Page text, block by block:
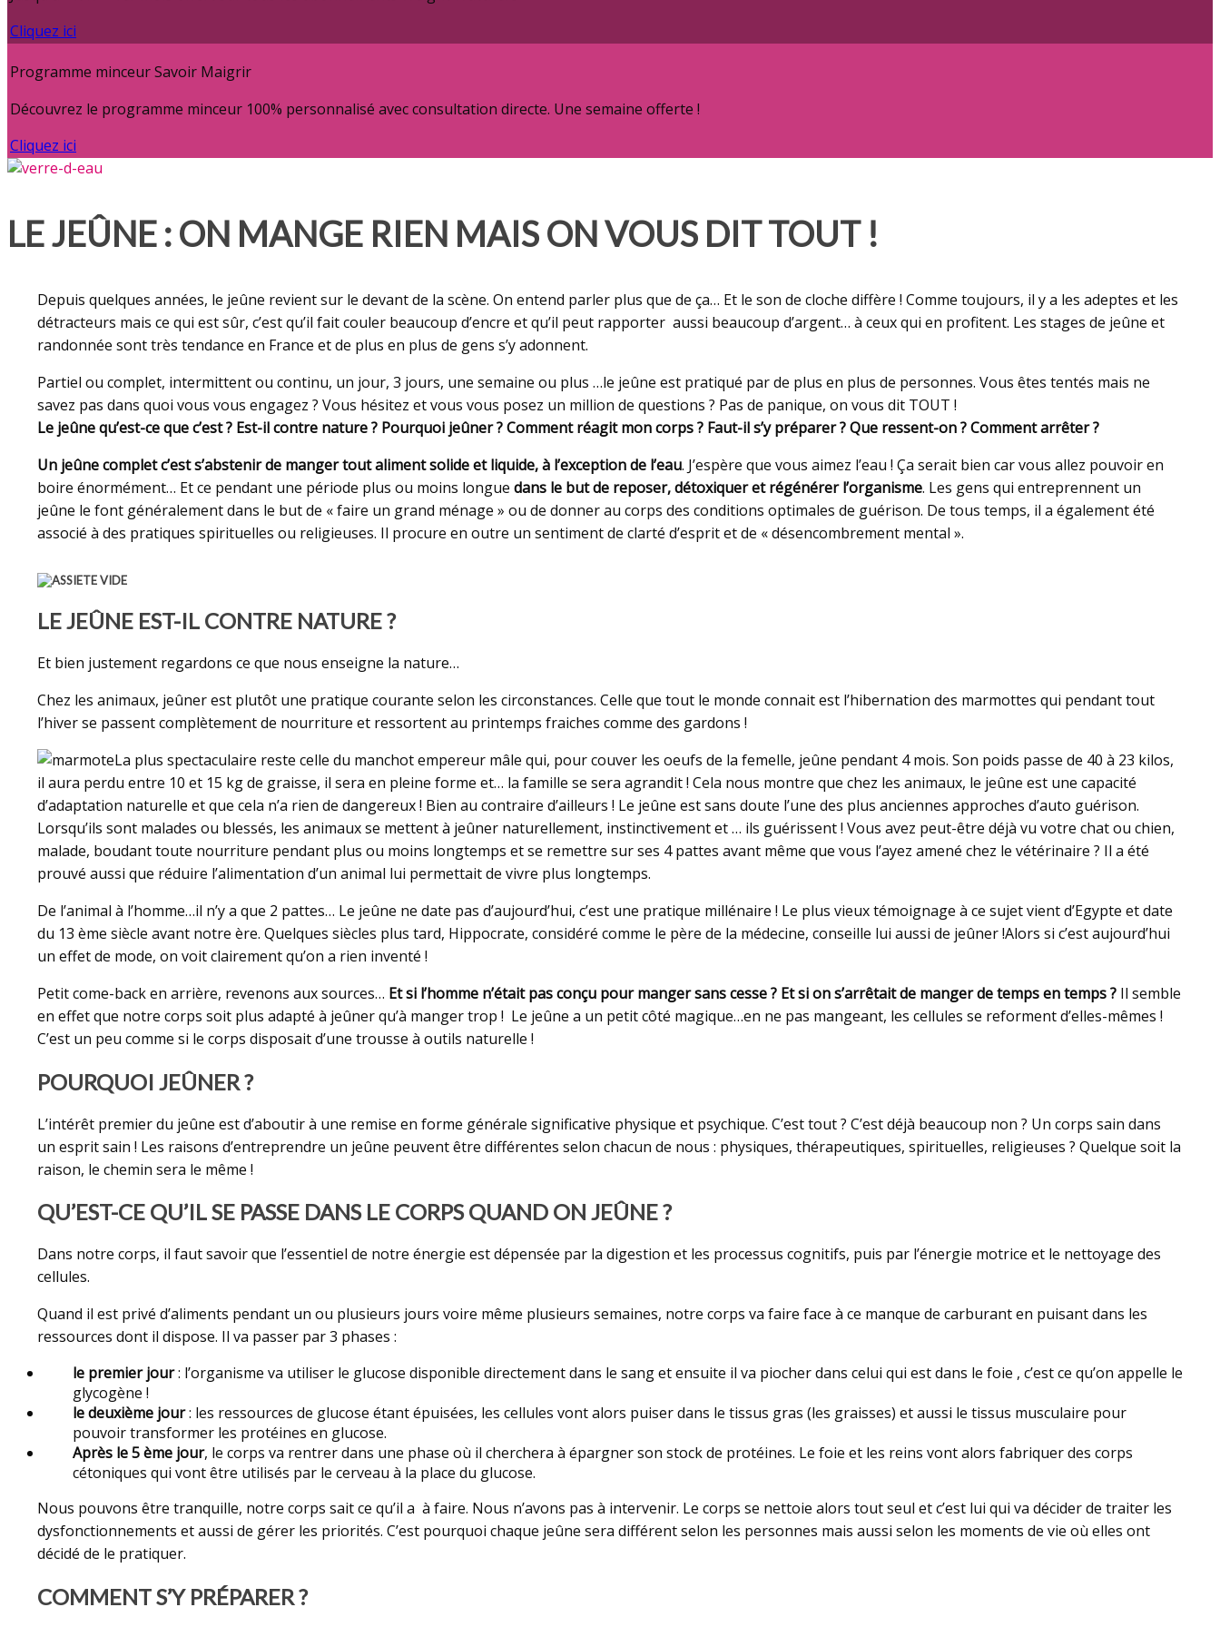
Cliquez ici
Programme minceur Savoir Maigrir
Découvrez le programme minceur 100% personnalisé avec consultation directe. Une semaine offerte !
Cliquez ici
LE JEÛNE : ON MANGE RIEN MAIS ON VOUS DIT TOUT !
Depuis quelques années, le jeûne revient sur le devant de la scène. On entend parler plus que de ça… Et le son de cloche diffère ! Comme toujours, il y a les adeptes et les
détracteurs mais ce qui est sûr, c’est qu’il fait couler beaucoup d’encre et qu’il peut rapporter aussi beaucoup d’argent… à ceux qui en profitent. Les stages de jeûne et
randonnée sont très tendance en France et de plus en plus de gens s’y adonnent.
Partiel ou complet, intermittent ou continu, un jour, 3 jours, une semaine ou plus …le jeûne est pratiqué par de plus en plus de personnes. Vous êtes tentés mais ne
savez pas dans quoi vous vous engagez ? Vous hésitez et vous vous posez un million de questions ? Pas de panique, on vous dit TOUT !
Le jeûne qu’est-ce que c’est ? Est-il contre nature ? Pourquoi jeûner ? Comment réagit mon corps ? Faut-il s’y préparer ? Que ressent-on ? Comment arrêter ?
Un jeûne complet c’est s’abstenir de manger tout aliment solide et liquide, à l’exception de l’eau. J’espère que vous aimez l’eau ! Ça serait bien car vous allez pouvoir en
boire énormément… Et ce pendant une période plus ou moins longuedans le but de reposer, détoxiquer et régénérer l’organisme. Les gens qui entreprennent un
jeûne le font généralement dans le but de « faire un grand ménage » ou de donner au corps des conditions optimales de guérison. De tous temps, il a également été
associé à des pratiques spirituelles ou religieuses. Il procure en outre un sentiment de clarté d’esprit et de « désencombrement mental ».
LE JEÛNE EST-IL CONTRE NATURE ?
Et bien justement regardons ce que nous enseigne la nature…
Chez les animaux, jeûner est plutôt une pratique courante selon les circonstances. Celle que tout le monde connait est l’hibernation des marmottes qui pendant tout
l’hiver se passent complètement de nourriture et ressortent au printemps fraiches comme des gardons !
La plus spectaculaire reste celle du manchot empereur mâle qui, pour couver les oeufs de la femelle, jeûne pendant 4 mois. Son poids passe de 40 à 23 kilos,
il aura perdu entre 10 et 15 kg de graisse, il sera en pleine forme et… la famille se sera agrandit ! Cela nous montre que chez les animaux, le jeûne est une capacité
d’adaptation naturelle et que cela n’a rien de dangereux ! Bien au contraire d’ailleurs ! Le jeûne est sans doute l’une des plus anciennes approches d’auto guérison.
Lorsqu’ils sont malades ou blessés, les animaux se mettent à jeûner naturellement, instinctivement et … ils guérissent ! Vous avez peut-être déjà vu votre chat ou chien,
malade, boudant toute nourriture pendant plus ou moins longtemps et se remettre sur ses 4 pattes avant même que vous l’ayez amené chez le vétérinaire ? Il a été
prouvé aussi que réduire l’alimentation d’un animal lui permettait de vivre plus longtemps.
De l’animal à l’homme…il n’y a que 2 pattes… Le jeûne ne date pas d’aujourd’hui, c’est une pratique millénaire ! Le plus vieux témoignage à ce sujet vient d’Egypte et date
du 13 ème siècle avant notre ère. Quelques siècles plus tard, Hippocrate, considéré comme le père de la médecine, conseille lui aussi de jeûner !Alors si c’est aujourd’hui
un effet de mode, on voit clairement qu’on a rien inventé !
Petit come-back en arrière, revenons aux sources… Et si l’homme n’était pas conçu pour manger sans cesse ? Et si on s’arrêtait de manger de temps en temps ? Il semble
en effet que notre corps soit plus adapté à jeûner qu’à manger trop ! Le jeûne a un petit côté magique…en ne pas mangeant, les cellules se reforment d’elles-mêmes !
C’est un peu comme si le corps disposait d’une trousse à outils naturelle !
POURQUOI JEÛNER ?
L’intérêt premier du jeûne est d’aboutir à une remise en forme générale significative physique et psychique. C’est tout ? C’est déjà beaucoup non ? Un corps sain dans
un esprit sain ! Les raisons d’entreprendre un jeûne peuvent être différentes selon chacun de nous : physiques, thérapeutiques, spirituelles, religieuses ? Quelque soit la
raison, le chemin sera le même !
QU’EST-CE QU’IL SE PASSE DANS LE CORPS QUAND ON JEÛNE ?
Dans notre corps, il faut savoir que l’essentiel de notre énergie est dépensée par la digestion et les processus cognitifs, puis par l’énergie motrice et le nettoyage des
cellules.
Quand il est privé d’aliments pendant un ou plusieurs jours voire même plusieurs semaines, notre corps va faire face à ce manque de carburant en puisant dans les
ressources dont il dispose. Il va passer par 3 phases :
le premier jour: l’organisme va utiliser le glucose disponible directement dans le sang et ensuite il va piocher dans celui qui est dans le foie , c’est ce qu’on appelle le
glycogène !
le deuxième jour: les ressources de glucose étant épuisées, les cellules vont alors puiser dans le tissus gras (les graisses) et aussi le tissus musculaire pour
pouvoir transformer les protéines en glucose.
Après le 5 ème jour, le corps va rentrer dans une phase où il cherchera à épargner son stock de protéines. Le foie et les reins vont alors fabriquer des corps
cétoniques qui vont être utilisés par le cerveau à la place du glucose.
Nous pouvons être tranquille, notre corps sait ce qu’il a à faire. Nous n’avons pas à intervenir. Le corps se nettoie alors tout seul et c’est lui qui va décider de traiter les
dysfonctionnements et aussi de gérer les priorités. C’est pourquoi chaque jeûne sera différent selon les personnes mais aussi selon les moments de vie où elles ont
décidé de le pratiquer.
COMMENT S’Y PRÉPARER ?